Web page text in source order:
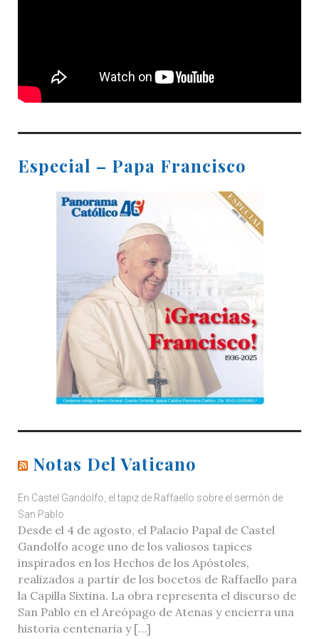
Especial – Papa Francisco
Notas Del Vaticano
En Castel Gandolfo, el tapiz de Raffaello sobre el sermón de
San Pablo
Desde el 4 de agosto, el Palacio Papal de Castel
Gandolfo acoge uno de los valiosos tapices
inspirados en los Hechos de los Apóstoles,
realizados a partir de los bocetos de Raffaello para
la Capilla Sixtina. La obra representa el discurso de
San Pablo en el Areópago de Atenas y encierra una
historia centenaria y […]